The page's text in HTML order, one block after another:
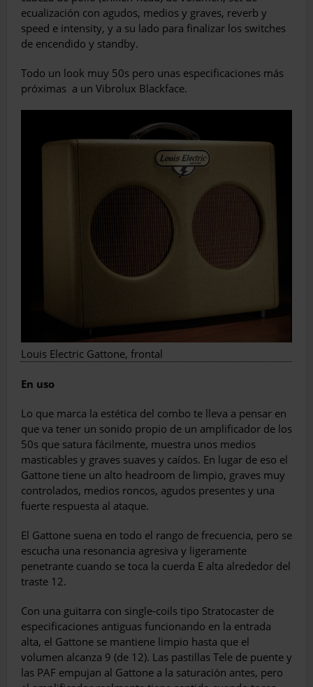
ecualización con agudos, medios y graves, reverb y
speed e intensity, y a su lado para finalizar los switches
de encendido y standby.
Todo un look muy 50s pero unas especificaciones más
próximas a un Vibrolux Blackface.
Louis Electric Gattone, frontal
En uso
Lo que marca la estética del combo te lleva a pensar en
que va tener un sonido propio de un amplificador de los
50s que satura fácilmente, muestra unos medios
masticables y graves suaves y caídos. En lugar de eso el
Gattone tiene un alto headroom de limpio, graves muy
controlados, medios roncos, agudos presentes y una
fuerte respuesta al ataque.
El Gattone suena en todo el rango de frecuencia, pero se
escucha una resonancia agresiva y ligeramente
penetrante cuando se toca la cuerda E alta alrededor del
traste 12.
Con una guitarra con single-coils tipo Stratocaster de
especificaciones antiguas funcionando en la entrada
alta, el Gattone se mantiene limpio hasta que el
volumen alcanza 9 (de 12). Las pastillas Tele de puente y
las PAF empujan al Gattone a la saturación antes, pero